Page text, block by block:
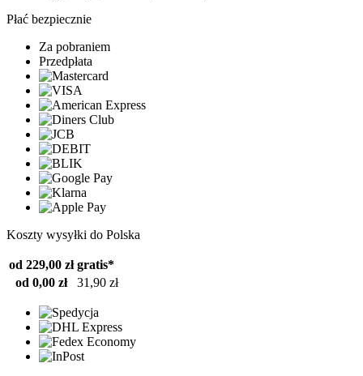
Płać bezpiecznie
Za pobraniem
Przedpłata
Koszty wysyłki do Polska
od 229,00 zł gratis*
od 0,00 zł
31,90 zł